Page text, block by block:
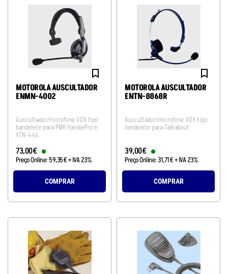
MOTOROLA AUSCULTADOR
ENMN-4002
Auscultador/microfone VOX tipo
bandelete para PMR HandiePro e
XTN-446
73,00€
Preço Online: 59,35€+ IVA 23%
COMPRAR
MOTOROLA AUSCULTADOR
ENTN-8868R
Auscultador/microfone VOX tipo
bandelete para Talkabout
39,00€
Preço Online:31,71€+ IVA 23%
COMPRAR